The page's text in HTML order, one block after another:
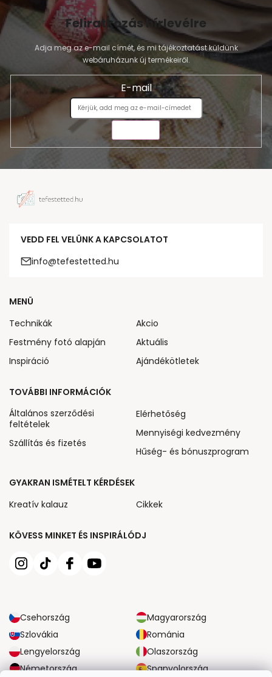
Feliratkozás hírlevélre
Adja meg az e-mail címét, és mi tájékoztatást küldünk
webáruházunk új termékeiről.
E-mail
VEDD FEL VELÜNK A KAPCSOLATOT
info@tefestetted.hu
KÖVESS MINKET ÉS INSPIRÁLÓDJ
Csehország
Magyarország
Szlovákia
Románia
Lengyelország
Olaszország
Németország
Spanyolország
MENÜ
Technikák
Festmény fotó alapján
Inspiráció
Akcio
Aktuális
Ajándékötletek
TOVÁBBI INFORMÁCIÓK
Általános szerződési
feltételek
Szállítás és fizetés
Elérhetőség
Mennyiségi kedvezmény
Hűség- és bónuszprogram
GYAKRAN ISMÉTELT KÉRDÉSEK
Kreatív kalauz
Cikkek